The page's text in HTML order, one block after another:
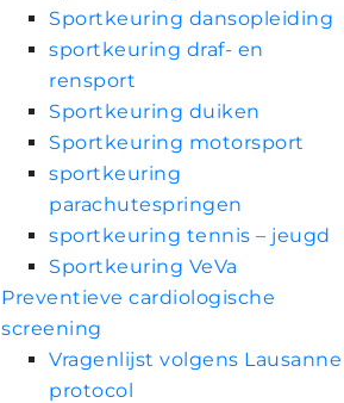
Sportkeuring dansopleiding
sportkeuring draf- en
rensport
Sportkeuring duiken
Sportkeuring motorsport
sportkeuring
parachutespringen
sportkeuring tennis – jeugd
Sportkeuring VeVa
Preventieve cardiologische
screening
Vragenlijst volgens Lausanne
protocol